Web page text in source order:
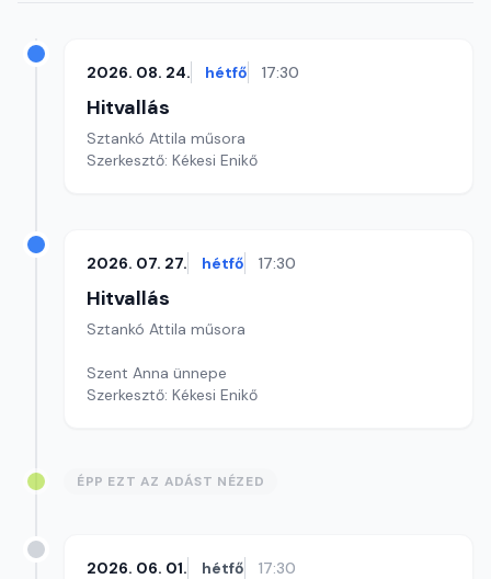
2026. 08. 24. hétfő 17:30
Hitvallás
Sztankó Attila műsora
Szerkesztő: Kékesi Enikő
2026. 07. 27. hétfő 17:30
Hitvallás
Sztankó Attila műsora
Szent Anna ünnepe
Szerkesztő: Kékesi Enikő
ÉPP EZT AZ ADÁST NÉZED
2026. 06. 01. hétfő 17:30